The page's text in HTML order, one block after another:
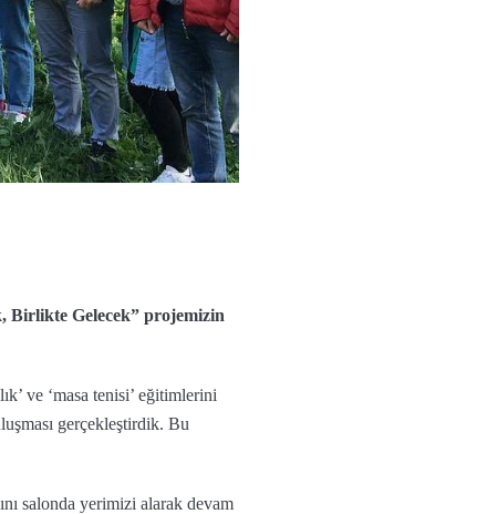
Birlikte Gelecek” projemizin
ve ‘masa tenisi’ eğitimlerini
gerçekleştirdik. Bu
salonda yerimizi alarak devam